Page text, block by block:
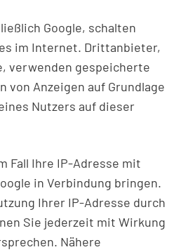
Google, schalten
im Internet. Drittanbieter,
verwenden gespeicherte
von Anzeigen auf Grundlage
Nutzers auf dieser
Fall Ihre IP-Adresse mit
in Verbindung bringen.
Ihrer IP-Adresse durch
Sie jederzeit mit Wirkung
Nähere